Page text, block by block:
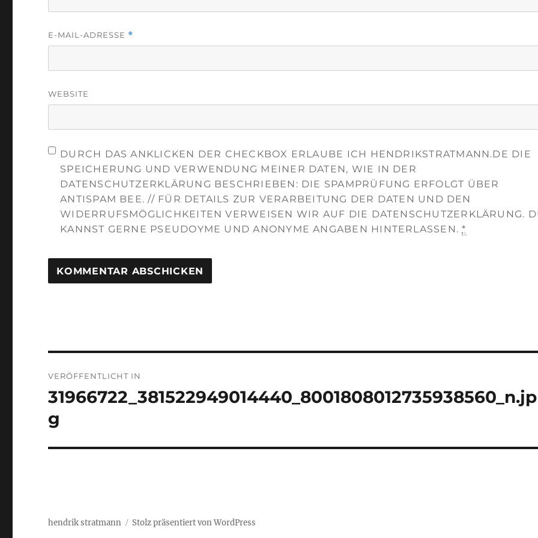
E-MAIL-ADRESSE *
WEBSITE
DURCH DAS ANKLICKEN DER CHECKBOX ERLAUBE ICH HENDRIKSTRATMANN.DE DIE
SPEICHERUNG UND VERWENDUNG MEINER DATEN, WIE IN DER
DATENSCHUTZERKLÄRUNG BESCHRIEBEN: DIE SPAMPRÜFUNG ERFOLGT ÜBER
ANTISPAM BEE. // FÜR DETAILS ZUR VERARBEITUNG DER DATEN UND DEN
WIDERRUFSMÖGLICHKEITEN VERWEISEN WIR AUF DIE DATENSCHUTZERKLÄRUNG.
KANNST GERNE PSEUDOYME UND ANONYME ANGABEN HINTERLASSEN.*
VERÖFFENTLICHT IN
31966722_381522949014440_8001808012735938560_n.jp
g
hendrik stratmann Stolz präsentiert von WordPress